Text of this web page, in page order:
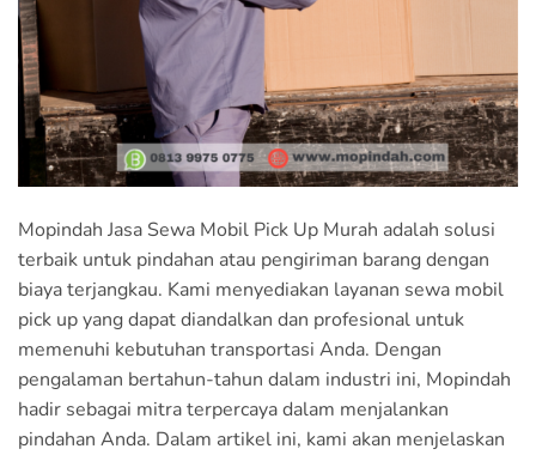
Mopindah Jasa Sewa Mobil Pick Up Murah adalah solusi
terbaik untuk pindahan atau pengiriman barang dengan
biaya terjangkau. Kami menyediakan layanan sewa mobil
pick up yang dapat diandalkan dan profesional untuk
memenuhi kebutuhan transportasi Anda. Dengan
pengalaman bertahun-tahun dalam industri ini, Mopindah
hadir sebagai mitra terpercaya dalam menjalankan
pindahan Anda. Dalam artikel ini, kami akan menjelaskan